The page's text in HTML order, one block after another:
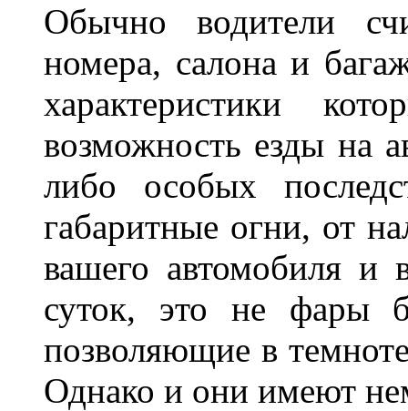
Обычно водители
номера, салона и
характеристики
возможность езды на
либо особых
габаритные огни, от
вашего автомобиля и
суток, это не фары
позволяющие в
Однако и они имеют